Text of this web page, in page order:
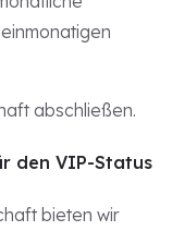
abschließen.
den VIP-Status
bieten wir